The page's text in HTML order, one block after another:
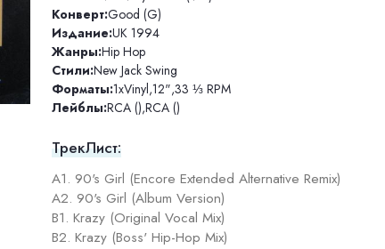
Конверт:Good (G)
Издание:UK 1994
Жанры:Hip Hop
Стили:New Jack Swing
Форматы:1xVinyl,12",33 ⅓ RPM
Лейблы:RCA (),RCA ()
ТрекЛист:
A1. 90's Girl (Encore Extended Alternative Remix)
A2. 90's Girl (Album Version)
B1. Krazy (Original Vocal Mix)
B2. Krazy (Boss' Hip-Hop Mix)